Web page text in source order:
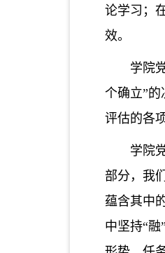
论学习 ；
效。
学院
个确立”
评估的各
学院
部分，我
蕴含其中
中坚持“